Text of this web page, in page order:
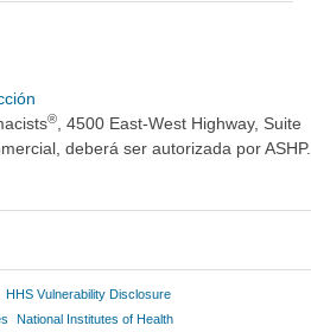
®, 4500 East-West Highway, Suite
deberá ser autorizada por ASHP.
HHS Vulnerability Disclosure
National Institutes of Health